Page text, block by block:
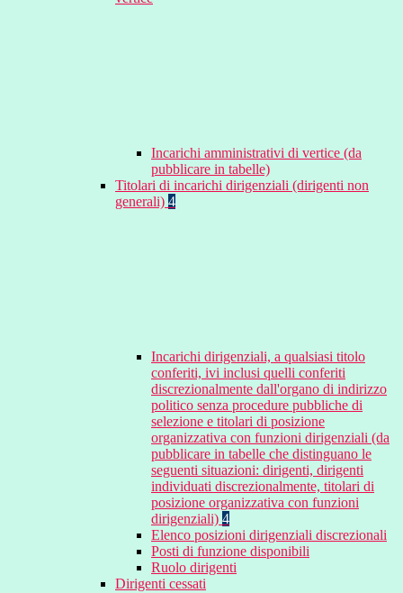
Incarichi amministrativi di vertice (da
pubblicare in tabelle)
Titolari di incarichi dirigenziali (dirigenti non
generali) 4
Incarichi dirigenziali, a qualsiasi titolo
conferiti, ivi inclusi quelli conferiti
discrezionalmente dall'organo di indirizzo
politico senza procedure pubbliche di
selezione e titolari di posizione
organizzativa con funzioni dirigenziali (da
pubblicare in tabelle che distinguano le
seguenti situazioni: dirigenti, dirigenti
individuati discrezionalmente, titolari di
posizione organizzativa con funzioni
dirigenziali) 4
Elenco posizioni dirigenziali discrezionali
Posti di funzione disponibili
Ruolo dirigenti
Dirigenti cessati